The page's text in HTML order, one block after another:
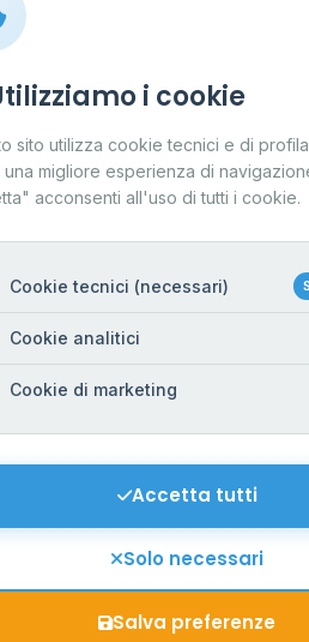
Contatti
Per gestori
Informazioni legali
Privacy Policy
Cookie Policy
Mappa del sito
Contattaci
i cookie
sito utilizza cookie tecnici e di
una migliore esperienza di
acconsenti all'uso di tutti i cookie.
Cookie tecnici (necessari)
Cookie analitici
Cookie di marketing
Accetta tutti
Solo necessari
Salva preferenze